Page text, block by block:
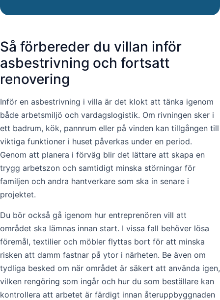
Så förbereder du villan inför
asbestrivning och fortsatt
renovering
Inför en asbestrivning i villa är det klokt att tänka igenom
både arbetsmiljö och vardagslogistik. Om rivningen sker i
ett badrum, kök, pannrum eller på vinden kan tillgången till
viktiga funktioner i huset påverkas under en period.
Genom att planera i förväg blir det lättare att skapa en
trygg arbetszon och samtidigt minska störningar för
familjen och andra hantverkare som ska in senare i
projektet.
Du bör också gå igenom hur entreprenören vill att
området ska lämnas innan start. I vissa fall behöver lösa
föremål, textilier och möbler flyttas bort för att minska
risken att damm fastnar på ytor i närheten. Be även om
tydliga besked om när området är säkert att använda igen,
vilken rengöring som ingår och hur du som beställare kan
kontrollera att arbetet är färdigt innan återuppbyggnaden